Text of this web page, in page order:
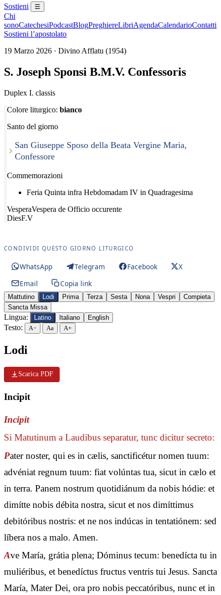
Sostieni ☰
Chi
sonoCatechesiPodcastBlogPreghiereLibriAgendaCalendarioContatti
Sostieni l’apostolato
19 Marzo 2026 · Divino Afflatu (1954)
S. Joseph Sponsi B.M.V. Confessoris
Duplex I. classis
Colore liturgico: bianco
Santo del giorno
San Giuseppe Sposo della Beata Vergine Maria,
Confessore
Commemorazioni
Feria Quinta infra Hebdomadam IV in Quadragesima
VesperaVespera de Officio occurente
DiesF.V
CONDIVIDI QUESTO GIORNO LITURGICO
WhatsApp Telegram Facebook
X
Email
Copia link
Mattutino Lodi Prima Terza Sesta Nona Vespri
Compieta
Sancta Missa
Lingua: Latino Italiano English
Testo: A− Aa A+
Lodi
Scarica PDF
Incipit
Incipit
Si Matutinum a Laudibus separatur, tunc dicitur secreto:
Pater noster, qui es in cælis, sanctificétur nomen tuum:
advéniat regnum tuum: fiat volúntas tua, sicut in cælo et
in terra. Panem nostrum quotidiánum da nobis hódie: et
dimítte nobis débita nostra, sicut et nos dimíttimus
debitóribus nostris: et ne nos indúcas in tentatiónem: sed
líbera nos a malo. Amen.
Ave María, grátia plena; Dóminus tecum: benedícta tu in
muliéribus, et benedíctus fructus ventris tui Jesus. Sancta
María, Mater Dei, ora pro nobis peccatóribus, nunc et in